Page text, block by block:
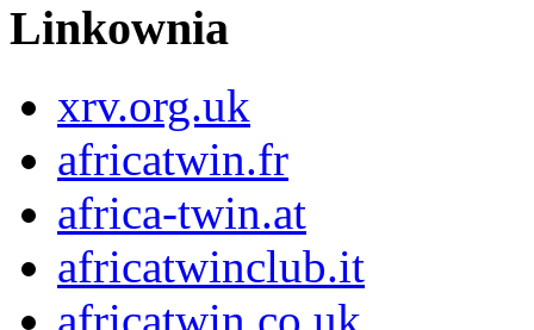
Linkownia
xrv.org.uk
africatwin.fr
africa-twin.at
africatwinclub.it